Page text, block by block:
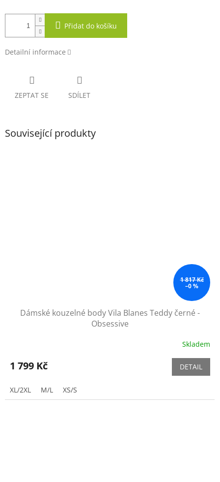
Přidat do košíku
Detailní informace
ZEPTAT SE SDÍLET
Související produkty
1 817 Kč
–0 %
Dámské kouzelné body Vila Blanes Teddy černé -
Obsessive
Skladem
1 799 Kč DETAIL
XL/2XL M/L XS/S